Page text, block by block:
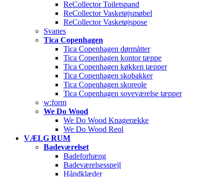
ReCollector Toiletspand
ReCollector Vasketøjsmøbel
ReCollector Vasketøjspose
Svanes
Tica Copenhagen
Tica Copenhagen dørmåtter
Tica Copenhagen kontor tæppe
Tica Copenhagen køkken tæpper
Tica Copenhagen skobakker
Tica Copenhagen skoreole
Tica Copenhagen soveværelse tæpper
w:form
We Do Wood
We Do Wood Knagerække
We Do Wood Reol
VÆLG RUM
Badeværelset
Badeforhæng
Badeværelsesspejl
Håndklæder